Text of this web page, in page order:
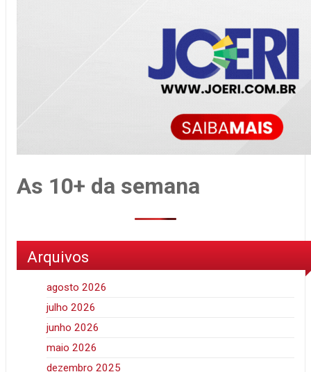
As 10+ da semana
Arquivos
agosto 2026
julho 2026
junho 2026
maio 2026
dezembro 2025